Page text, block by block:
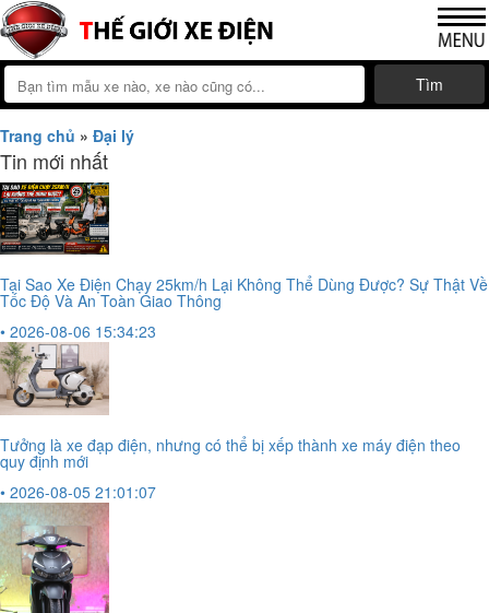
Tìm
Trang chủ » Đại lý
Tin mới nhất
Tại Sao Xe Điện Chạy 25km/h Lại Không Thể Dùng Được? Sự Thật Về
Tốc Độ Và An Toàn Giao Thông
• 2026-08-06 15:34:23
Tưởng là xe đạp điện, nhưng có thể bị xếp thành xe máy điện theo
quy định mới
• 2026-08-05 21:01:07